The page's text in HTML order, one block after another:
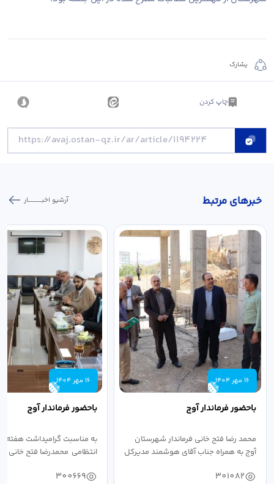
يشارك
چاپ کردن
خبر‌های مرتبط آرشیو اخبـــــــــــار
16 مهر 1404
باحضور فرماندار آوج
محمد رضا فتح خانی فرماندار شهرستان
آوج به همراه جناب آقای هوشمند مدیرکل
301082
16 مهر 1404
باحضور فرماندار آوج
به مناسبت گرامیداشت هفته
انتظامی محمدرضا فتح خانی
300669